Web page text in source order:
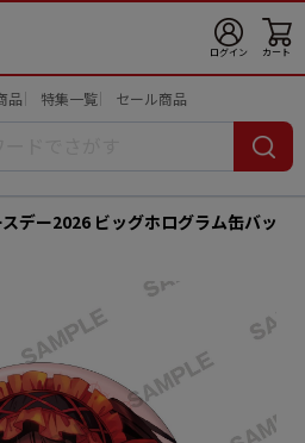
ログイン カート
品 特集一覧 セール商品
デー2026 ビッグホログラム缶バッ